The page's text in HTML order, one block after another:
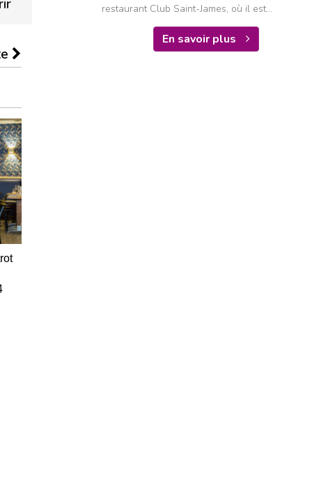
restaurant Club Saint-James, où il est...
En savoir plus